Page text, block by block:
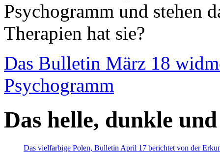
Psychogramm und stehen
Therapien hat sie?
Das Bulletin März 18
Psychogramm
Das helle, dunkle
Das vielfarbige Polen, Bulletin April 17 berichtet von der